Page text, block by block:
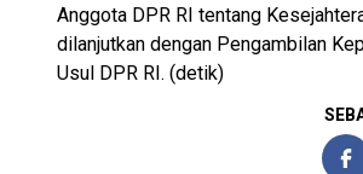
Anggota DPR RI tentang
dilanjutkan dengan Pengambilan
Usul DPR RI. (detik)